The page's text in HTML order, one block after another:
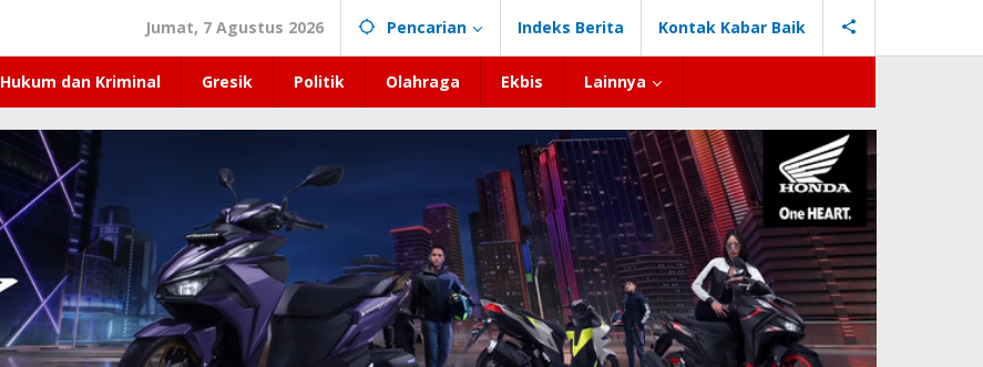
Jumat, 7 Agustus 2026 Pencarian Indeks Berita Kontak Kabar Baik
Hukum dan Kriminal Gresik Politik Olahraga Ekbis Lainnya